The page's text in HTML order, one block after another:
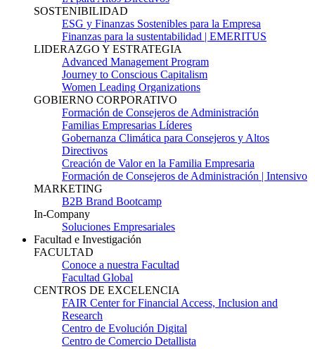
SOSTENIBILIDAD
ESG y Finanzas Sostenibles para la Empresa
Finanzas para la sustentabilidad | EMERITUS
LIDERAZGO Y ESTRATEGIA
Advanced Management Program
Journey to Conscious Capitalism
Women Leading Organizations
GOBIERNO CORPORATIVO
Formación de Consejeros de Administración
Familias Empresarias Líderes
Gobernanza Climática para Consejeros y Altos
Directivos
Creación de Valor en la Familia Empresaria
Formación de Consejeros de Administración | Intensivo
MARKETING
B2B Brand Bootcamp
In-Company
Soluciones Empresariales
Facultad e Investigación
FACULTAD
Conoce a nuestra Facultad
Facultad Global
CENTROS DE EXCELENCIA
FAIR Center for Financial Access, Inclusion and
Research
Centro de Evolución Digital
Centro de Comercio Detallista